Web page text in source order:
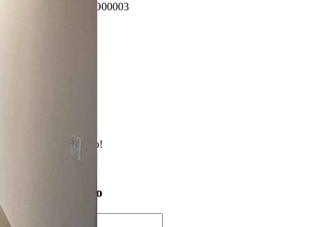
Referência: CO00003
Enviado com sucesso!
Entre em contato
Nome